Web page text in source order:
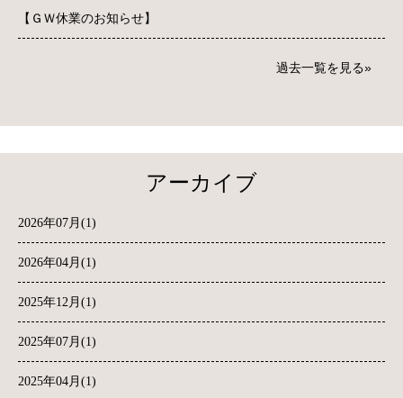
【ＧＷ休業のお知らせ】
過去一覧を見る
アーカイブ
2026年07月(1)
2026年04月(1)
2025年12月(1)
2025年07月(1)
2025年04月(1)